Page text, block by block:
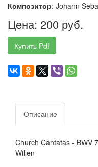
Композитор: Johann
Цена: 200 руб.
Купить Pdf
Описание
Church Cantatas - BWV
Willen